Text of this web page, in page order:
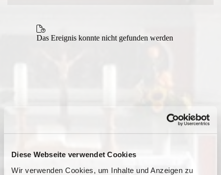
Diese Webseite verwendet Cookies
Wir verwenden Cookies, um Inhalte und Anzeigen zu